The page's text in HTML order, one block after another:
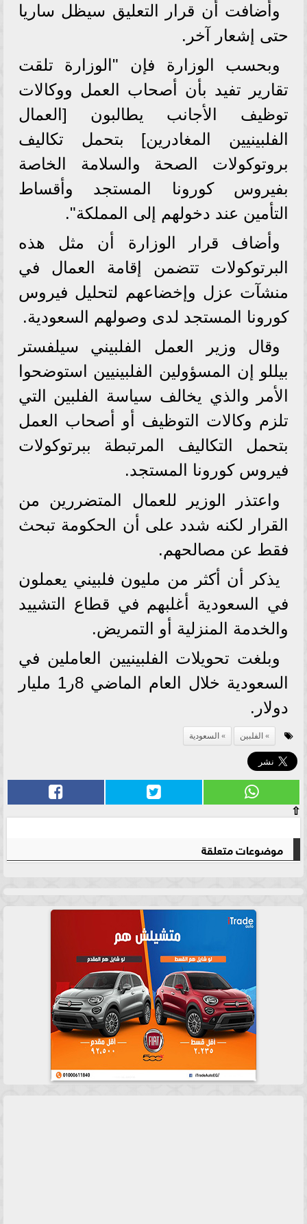
وأضافت أن قرار التعليق سيظل ساريا
حتى إشعار آخر.
وبحسب الوزارة فإن "الوزارة تلقت
تقارير تفيد بأن أصحاب العمل ووكالات
توظيف الأجانب يطالبون [العمال
الفلبينيين المغادرين] بتحمل تكاليف
بروتوكولات الصحة والسلامة الخاصة
بفيروس كورونا المستجد وأقساط
التأمين عند دخولهم إلى المملكة".
وأضاف قرار الوزارة أن مثل هذه
البرتوكولات تتضمن إقامة العمال في
منشآت عزل وإخضاعهم لتحليل فيروس
كورونا المستجد لدى وصولهم السعودية.
وقال وزير العمل الفلبيني سيلفستر
بيللو إن المسؤولين الفلبينيين استوضحوا
الأمر والذي يخالف سياسة الفلبين التي
تلزم وكالات التوظيف أو أصحاب العمل
بتحمل التكاليف المرتبطة ببرتوكولات
فيروس كورونا المستجد.
واعتذر الوزير للعمال المتضررين من
القرار لكنه شدد على أن الحكومة تبحث
فقط عن مصالحهم.
يذكر أن أكثر من مليون فلبيني يعملون
في السعودية أغلبهم في قطاع التشييد
والخدمة المنزلية أو التمريض.
وبلغت تحويلات الفلبينيين العاملين في
السعودية خلال العام الماضي 8ر1 مليار
دولار.
الفلبين السعودية
⇧
موضوعات متعلقة